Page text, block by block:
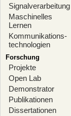
Signalverarbeitung
Maschinelles
Lernen
Kommunikations-
technologien
Forschung
Projekte
Open Lab
Demonstrator
Publikationen
Dissertationen